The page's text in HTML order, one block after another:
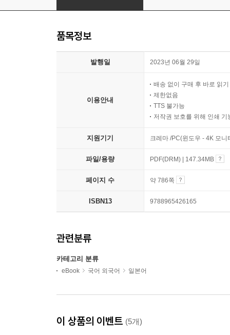
품목정보
발행일 2023년 06월 29일
이용안내
배송 없이 구매 후 바로 읽기
제한없음
TTS 불가능
저작권 보호를 위해 인쇄 기
지원기기 크레마 /PC(윈도우 - 4K 모
파일/용량 PDF(DRM) | 147.34MB
페이지 수 약 786쪽
ISBN13 9788965426165
관련분류
카테고리 분류
eBook 국어 외국어 일본어
이 상품의 이벤트 (5개)